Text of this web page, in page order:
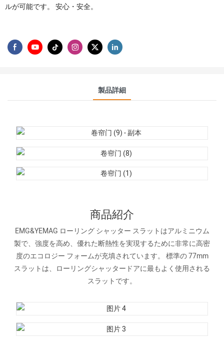
ルが可能です。 安心・安全。
製品詳細
商品紹介
EMG&YEMAG ローリング シャッター スラットはアルミニウム
製で、強度を高め、優れた断熱性を実現するために非常に高密
度のエコロジー フォームが充填されています。 標準の 77mm
スラットは、ローリングシャッタードアに最もよく使用される
スラットです。